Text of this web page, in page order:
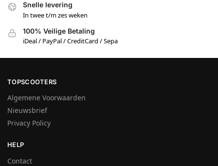
Snelle levering
In twee t/m zes weken
100% Veilige Betaling
iDeal / PayPal / CreditCard / Sepa
TOPSCOOTERS
Algemene Voorwaarden
Nieuwsbrief
Privacy Policy
HELP
Contact